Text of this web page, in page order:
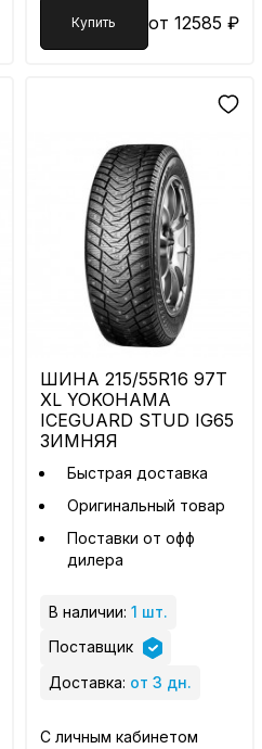
Купить от 12585 ₽
ШИНА 215/55R16 97T
XL YOKOHAMA
ICEGUARD STUD IG65
ЗИМНЯЯ
Быстрая доставка
Оригинальный товар
Поставки от офф
дилера
В наличии: 1 шт.
Поставщик
Доставка: от 3 дн.
С личным кабинетом